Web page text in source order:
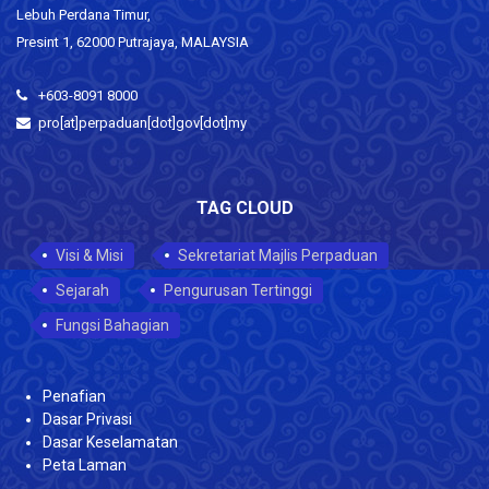
Lebuh Perdana Timur,
Presint 1, 62000 Putrajaya, MALAYSIA
+603-8091 8000
pro[at]perpaduan[dot]gov[dot]my
TAG CLOUD
Visi & Misi
Sekretariat Majlis Perpaduan
Sejarah
Pengurusan Tertinggi
Fungsi Bahagian
Penafian
Dasar Privasi
Dasar Keselamatan
Peta Laman